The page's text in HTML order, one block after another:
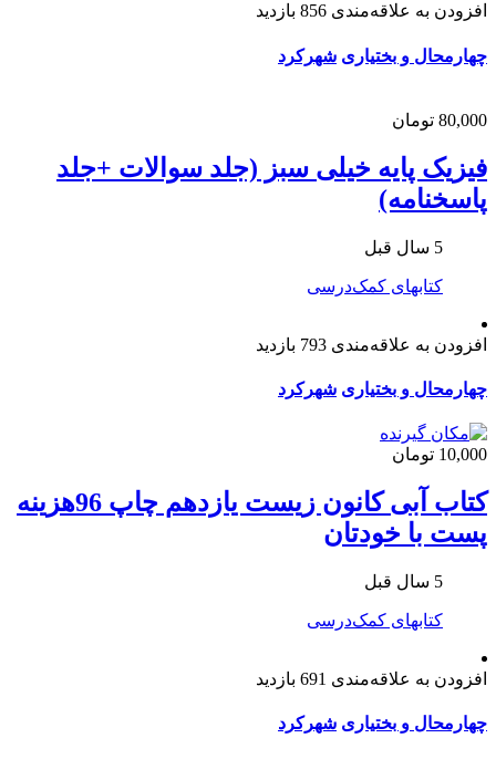
افزودن به علاقه‌مندی 856 بازدید
چهارمحال و بختیاری شهرکرد
80,000 تومان
فیزیک پایه خیلی سبز (جلد سوالات +جلد
پاسخنامه)
5 سال قبل
کتابهای کمک‌درسی
افزودن به علاقه‌مندی 793 بازدید
چهارمحال و بختیاری شهرکرد
10,000 تومان
کتاب آبی کانون زیست یازدهم چاپ 96هزینه
پست با خودتان
5 سال قبل
کتابهای کمک‌درسی
افزودن به علاقه‌مندی 691 بازدید
چهارمحال و بختیاری شهرکرد